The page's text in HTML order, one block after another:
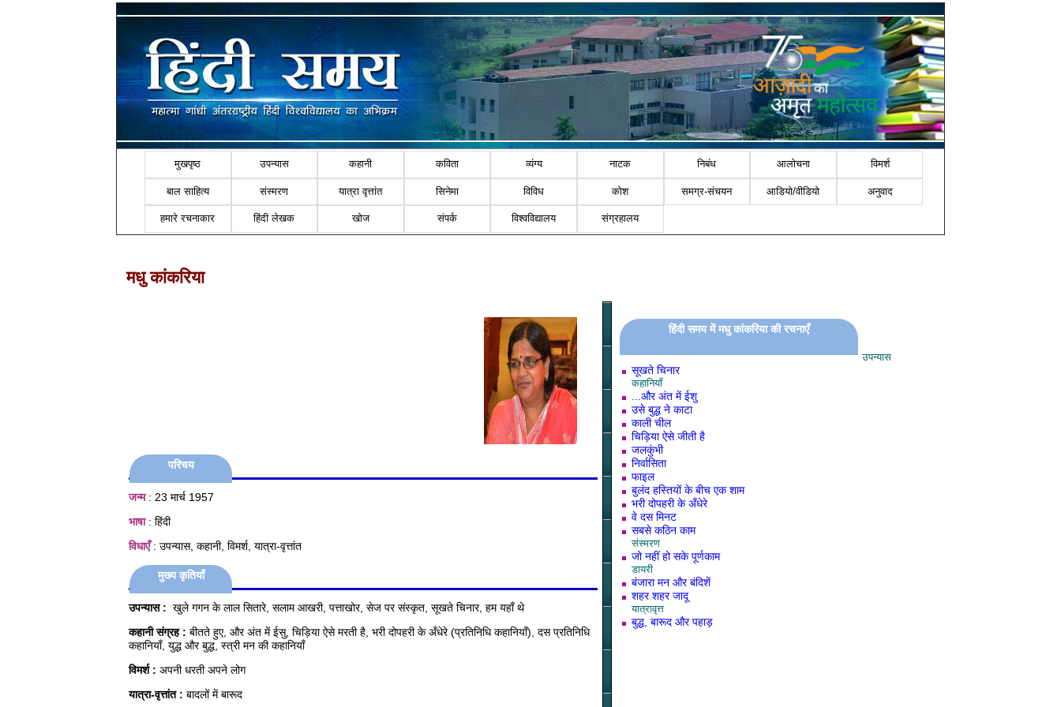
मुखपृष्ठ उपन्यास कहानी कविता व्यंग्य नाटक निबंध आलोचना विमर्श
बाल साहित्य संस्मरण यात्रा वृत्तांत सिनेमा विविध कोश समग्र-संचयन आडियो/वीडियो अनुवाद
हमारे रचनाकार हिंदी लेखक खोज संपर्क विश्वविद्यालय संग्रहालय
मधु कांकरिया
परिचय
जन्म: 23 मार्च 1957
भाषा: हिंदी
विधाएँ: उपन्यास, कहानी, विमर्श, यात्रा-वृत्तांत
मुख्य कृतियाँ
उपन्यास : खुले गगन के लाल सितारे, सलाम आखरी, पत्ताखोर, सेज पर संस्कृत, सूखते चिनार, हम यहाँ थे
कहानी संग्रह : बीतते हुए, और अंत में ईसु, चिड़िया ऐसे मरती है, भरी दोपहरी के अँधेरे (प्रतिनिधि कहानियाँ), दस प्रतिनिधि
कहानियाँ, युद्ध और बुद्ध, स्त्री मन की कहानियाँ
विमर्श : अपनी धरती अपने लोग
यात्रा-वृत्तांत : बादलों में बारूद
हिंदी समय में मधु कांकरिया की रचनाएँ
उपन्यास
सूखते चिनार
कहानियाँ
...और अंत में ईशु
उसे बुद्ध ने काटा
काली चील
चिड़िया ऐसे जीती है
जलकुंभी
निर्वासिता
फाइल
बुलंद हस्तियों के बीच एक शाम
भरी दोपहरी के अँधेरे
वे दस मिनट
सबसे कठिन काम
संस्मरण
जो नहीं हो सके पूर्णकाम
डायरी
बंजारा मन और बंदिशें
शहर शहर जादू
यात्रावृत्त
बुद्ध, बारूद और पहाड़